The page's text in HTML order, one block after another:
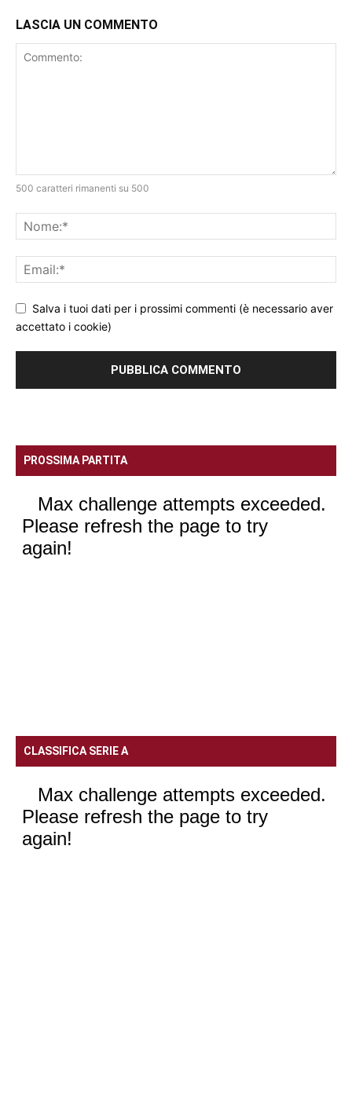
LASCIA UN COMMENTO
500 caratteri rimanenti su 500
Salva i tuoi dati per i prossimi commenti (è necessario aver
accettato i cookie)
PROSSIMA PARTITA
CLASSIFICA SERIE A